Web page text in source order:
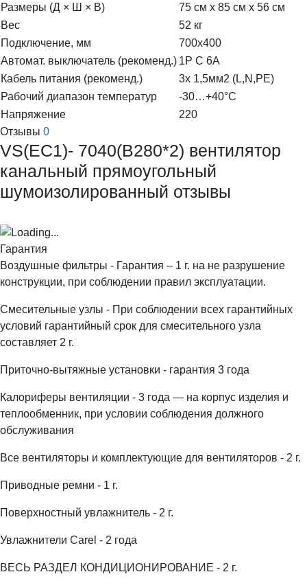
Размеры (Д × Ш × В)
75 см x 85 см x 56 см
Вес
52 кг
Подключение, мм
700x400
Автомат. выключатель (рекоменд.) 1P C 6A
Кабель питания (рекоменд.)
3х 1,5мм2 (L,N,PE)
Рабочий диапазон температур
-30…+40°C
Напряжение
220
Отзывы 0
VS(EC1)- 7040(B280*2) вентилятор
канальный прямоугольный
шумоизолированный отзывы
Гарантия
Воздушные фильтры - Гарантия – 1 г. на не разрушение
конструкции, при соблюдении правил эксплуатации.
Смесительные узлы - При соблюдении всех гарантийных
условий гарантийный срок для смесительного узла
составляет 2 г.
Приточно-вытяжные установки - гарантия 3 года
Калориферы вентиляции - 3 года — на корпус изделия и
теплообменник, при условии соблюдения должного
обслуживания
Все вентиляторы и комплектующие для вентиляторов - 2 г.
Приводные ремни - 1 г.
Поверхностный увлажнитель - 2 г.
Увлажнители Carel - 2 года
ВЕСЬ РАЗДЕЛ КОНДИЦИОНИРОВАНИЕ - 2 г.